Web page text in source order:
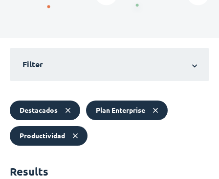
Filter
Destacados Plan Enterprise
Productividad
Results